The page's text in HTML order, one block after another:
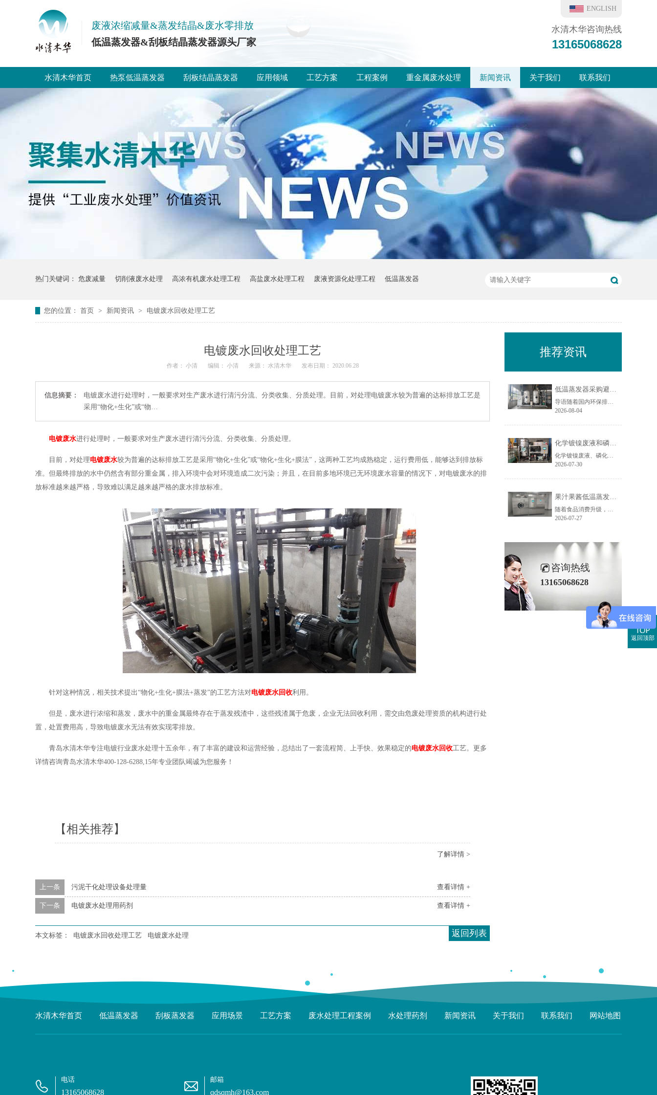
废液浓缩减量&蒸发结晶&废水零排放
低温蒸发器&刮板结晶蒸发器源头厂家
ENGLISH
水清木华咨询热线
13165068628
水清木华首页 热泵低温蒸发器 刮板结晶蒸发器 应用领域 工艺方案 工程案例 重金属废水处理 新闻资讯 关于我们 联系我们
热门关键词： 危废减量 切削液废水处理 高浓有机废水处理工程 高盐废水处理工程 废液资源化处理工程 低温蒸发器
您的位置： 首页 > 新闻资讯 > 电镀废水回收处理工艺
电镀废水回收处理工艺
作者： 小清 编辑： 小清 来源： 水清木华 发布日期： 2020.06.28
信息摘要：
电镀废水进行处理时，一般要求对生产废水进行清污分流、分类收集、分质处理。目前，对处理电镀废水较为普遍的达标排放工艺是
采用“物化+生化”或“物…
电镀废水进行处理时，一般要求对生产废水进行清污分流、分类收集、分质处理。
目前，对处理电镀废水较为普遍的达标排放工艺是采用“物化+生化”或“物化+生化+膜法”，这两种工艺均成熟稳定，运行费用低，能够达到排放标
准。但最终排放的水中仍然含有部分重金属，排入环境中会对环境造成二次污染；并且，在目前多地环境已无环境废水容量的情况下，对电镀废水的排
放标准越来越严格，导致难以满足越来越严格的废水排放标准。
针对这种情况，相关技术提出“物化+生化+膜法+蒸发”的工艺方法对电镀废水回收利用。
但是，废水进行浓缩和蒸发，废水中的重金属最终存在于蒸发残渣中，这些残渣属于危废，企业无法回收利用，需交由危废处理资质的机构进行处
置，处置费用高，导致电镀废水无法有效实现零排放。
青岛水清木华专注电镀行业废水处理十五余年，有了丰富的建设和运营经验，总结出了一套流程简、上手快、效果稳定的电镀废水回收工艺。更多
详情咨询青岛水清木华400-128-6288,15年专业团队竭诚为您服务！
【相关推荐】
了解详情 >
查看详情 +
上一条 污泥干化处理设备处理量
查看详情 +
下一条 电镀废水处理用药剂
返回列表
本文标签： 电镀废水回收处理工艺 电镀废水处理
推荐资讯
低温蒸发器采购避坑指南：工业废水蒸发设备选型10大坑
导语随着国内环保排放标准持续收紧，工业废液减量、资源化回用与废水零排放（ZLD）成为制造企业的刚性需求，低温蒸发器凭借低温负压运行、能耗可控、适配场景广的特点，被广泛应用于电镀、化工、机械加工、食品加工等行业的废水处理场景。尤其在制造业密集区域，越来越多企业选择低温蒸发器实现废水减量化与水资源回......
2026-08-04
化学镀镍废液和磷化废液如何降低危废处置成本？2 吨/天低温蒸发案例年节省超100万
化学镀镍废液、磷化废液处理成本越来越高，企业如何降低危废处置费用？随着环保监管不断加强，金属表面处理行业产生的化学镀镍废液、磷化废液、电镀废液等高浓度废液，通常被列为危险废物，需要委托具有资质的单位进行处置。近年来，危废委外价格持续上涨，对于每天都会产生高浓度废液的企业而言，委外处置费用已经成......
2026-07-30
果汁果酱低温蒸发浓缩设备选型指南：六大核心因素全面解析
随着食品消费升级，NFC果汁、天然果酱、鲜果浆等高附加值果蔬制品的市场需求持续增长，终端市场对产品的天然风味、原生色泽与营养保留度提出了更高要求。低温真空蒸发浓缩技术凭借30℃以下温和提浓的技术优势，成为热敏性食品物料浓缩的主流方案，而选对适配的低温蒸发设备，是保障产品品质、提升生产效益的关键。在......
2026-07-27
咨询热线
13165068628
水清木华首页 低温蒸发器 刮板蒸发器 应用场景 工艺方案 废水处理工程案例 水处理药剂 新闻资讯 关于我们 联系我们 网站地图
电话
13165068628
邮箱
qdsqmh@163.com
返回顶部